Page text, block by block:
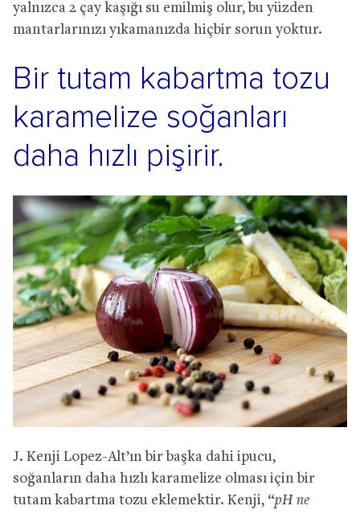
yalnızca 2 çay kaşığı su emilmiş olur, bu yüzden
mantarlarınızı yıkamanızda hiçbir sorun yoktur.
Bir tutam kabartma tozu
karamelize soğanları
daha hızlı pişirir.
J. Kenji Lopez-Alt’ın bir başka dahi ipucu,
soğanların daha hızlı karamelize olması için bir
tutam kabartma tozu eklemektir. Kenji, “pH ne